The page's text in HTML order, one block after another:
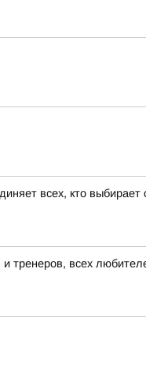
всех, кто выбирает
тренеров, всех